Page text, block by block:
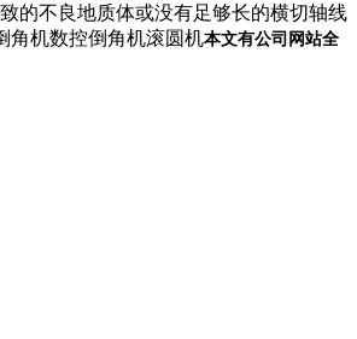
的不良地质体或没有足够长的横切轴线
角机数控倒角机滚圆机本文有公司网站全